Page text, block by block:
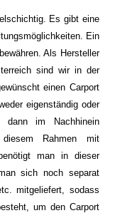
Es gibt eine
Ein
Als Hersteller
sind wir in der
einen Carport
eigenständig oder
dann im Nachhinein
Rahmen mit
man in dieser
sich noch separat
mitgeliefert, sodass
um den Carport